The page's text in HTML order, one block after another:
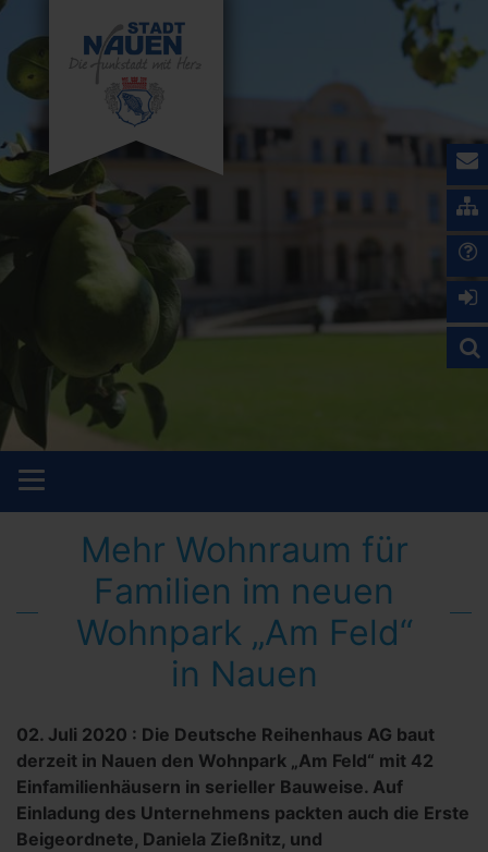
Mehr Wohnraum für
Familien im neuen
Wohnpark „Am Feld“
in Nauen
02. Juli 2020 : Die Deutsche Reihenhaus AG baut
derzeit in Nauen den Wohnpark „Am Feld“ mit 42
Einfamilienhäusern in serieller Bauweise. Auf
Einladung des Unternehmens packten auch die Erste
Beigeordnete, Daniela Zießnitz, und